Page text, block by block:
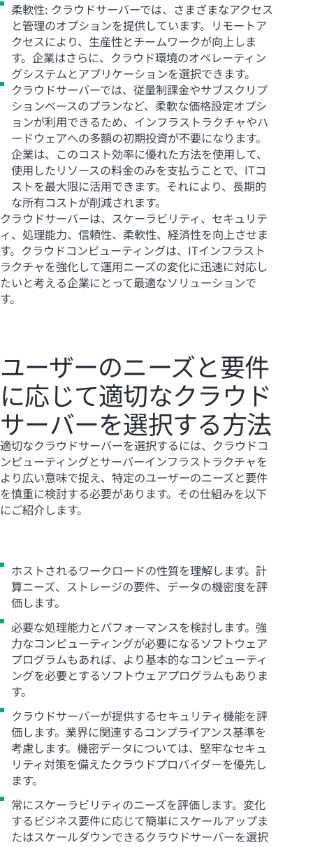
柔軟性: クラウドサーバーでは、さまざまなアクセス
と管理のオプションを提供しています。リモートア
クセスにより、生産性とチームワークが向上しま
す。企業はさらに、クラウド環境のオペレーティン
グシステムとアプリケーションを選択できます。
クラウドサーバーでは、従量制課金やサブスクリプ
ションベースのプランなど、柔軟な価格設定オプシ
ョンが利用できるため、インフラストラクチャやハ
ードウェアへの多額の初期投資が不要になります。
企業は、このコスト効率に優れた方法を使用して、
使用したリソースの料金のみを支払うことで、ITコ
ストを最大限に活用できます。それにより、長期的
な所有コストが削減されます。
クラウドサーバーは、スケーラビリティ、セキュリテ
ィ、処理能力、信頼性、柔軟性、経済性を向上させま
す。クラウドコンピューティングは、ITインフラスト
ラクチャを強化して運用ニーズの変化に迅速に対応し
たいと考える企業にとって最適なソリューションで
す。
ユーザーのニーズと要件
に応じて適切なクラウド
サーバーを選択する方法
適切なクラウドサーバーを選択するには、クラウドコ
ンピューティングとサーバーインフラストラクチャを
より広い意味で捉え、特定のユーザーのニーズと要件
を慎重に検討する必要があります。その仕組みを以下
にご紹介します。
ホストされるワークロードの性質を理解します。計
算ニーズ、ストレージの要件、データの機密度を評
価します。
必要な処理能力とパフォーマンスを検討します。強
力なコンピューティングが必要になるソフトウェア
プログラムもあれば、より基本的なコンピューティ
ングを必要とするソフトウェアプログラムもありま
す。
クラウドサーバーが提供するセキュリティ機能を評
価します。業界に関連するコンプライアンス基準を
考慮します。機密データについては、堅牢なセキュ
リティ対策を備えたクラウドプロバイダーを優先し
ます。
常にスケーラビリティのニーズを評価します。変化
するビジネス要件に応じて簡単にスケールアップま
たはスケールダウンできるクラウドサーバーを選択